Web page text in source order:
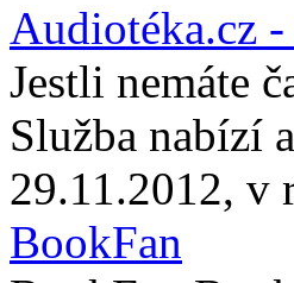
Audiotéka.cz
Jestli nemáte
Služba
29.11.2012, v
BookFan